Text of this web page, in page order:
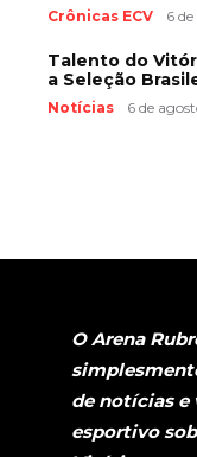
Crônicas ECV 6
Talento do
a Seleção
Notícias 6 de
O Arena
de notícias e
esportivo